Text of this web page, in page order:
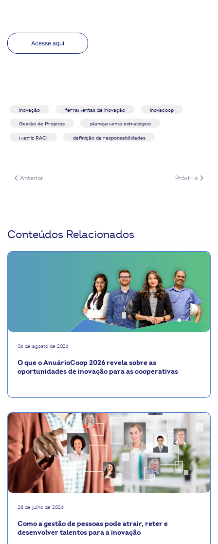
Acesse aqui
inovação ferramentas de inovação inovacoop
Gestão de Projetos planejamento estratégico
matriz RACI definição de responsabilidades
Artigo anterior: Método SMART
Anterior Próximo
Próximo
Conteúdos Relacionados
06 de agosto de 2026
O que o AnuárioCoop 2026 revela sobre as
oportunidades de inovação para as cooperativas
28 de julho de 2026
Como a gestão de pessoas pode atrair, reter e
desenvolver talentos para a inovação